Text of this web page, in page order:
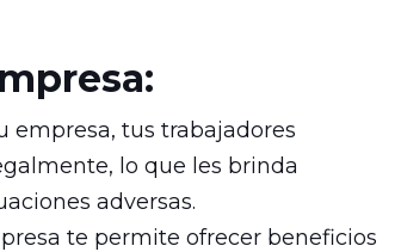
empresa, tus trabajadores
lo que les brinda
adversas.
te permite ofrecer beneficios